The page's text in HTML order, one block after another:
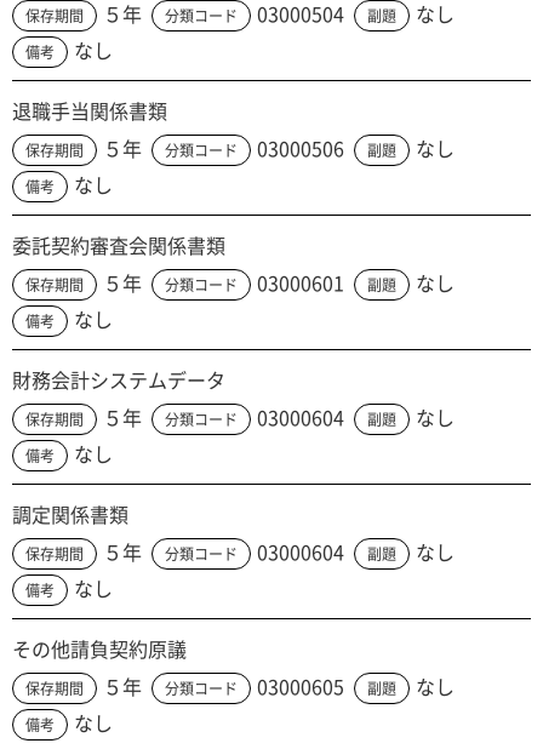
保存期間 ５年 分類コード 03000504 副題 なし
備考 なし
退職手当関係書類
保存期間 ５年 分類コード 03000506 副題 なし
備考 なし
委託契約審査会関係書類
保存期間 ５年 分類コード 03000601 副題 なし
備考 なし
財務会計システムデータ
保存期間 ５年 分類コード 03000604 副題 なし
備考 なし
調定関係書類
保存期間 ５年 分類コード 03000604 副題 なし
備考 なし
その他請負契約原議
保存期間 ５年 分類コード 03000605 副題 なし
備考 なし